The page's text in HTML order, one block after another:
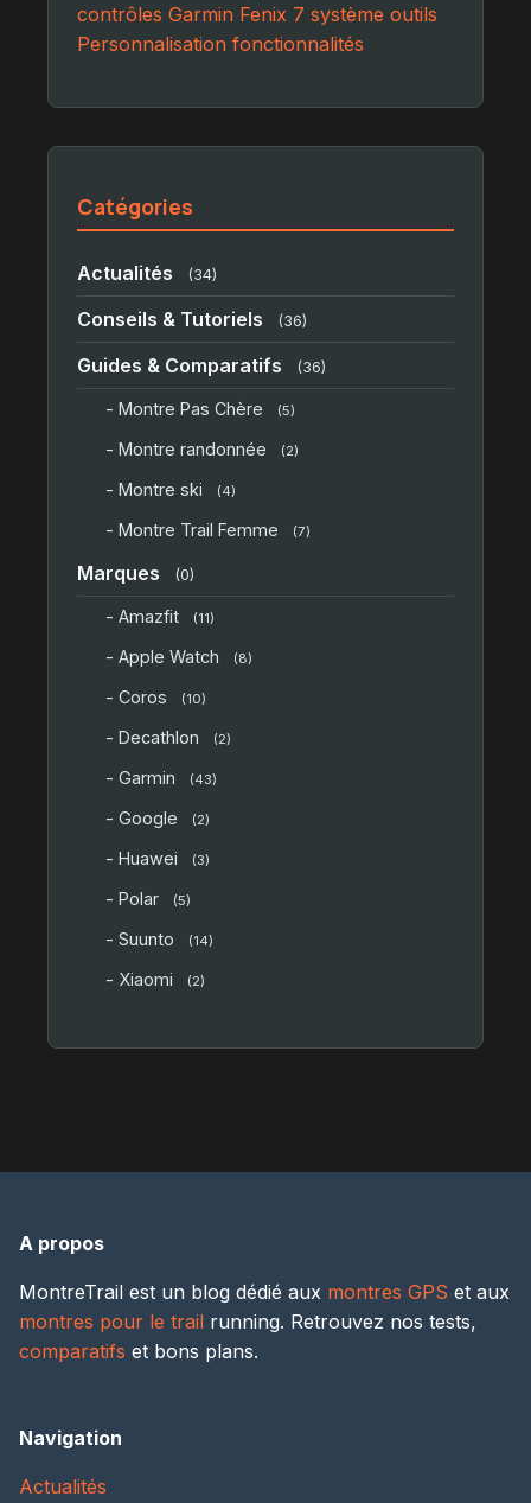
contrôles Garmin Fenix 7 système outils
Personnalisation fonctionnalités
Catégories
Actualités (34)
Conseils & Tutoriels (36)
Guides & Comparatifs (36)
- Montre Pas Chère (5)
- Montre randonnée (2)
- Montre ski (4)
- Montre Trail Femme (7)
Marques (0)
- Amazfit (11)
- Apple Watch (8)
- Coros (10)
- Decathlon (2)
- Garmin (43)
- Google (2)
- Huawei (3)
- Polar (5)
- Suunto (14)
- Xiaomi (2)
A propos
MontreTrail est un blog dédié aux montres GPS et aux
montres pour le trail running. Retrouvez nos tests,
comparatifs et bons plans.
Navigation
Actualités